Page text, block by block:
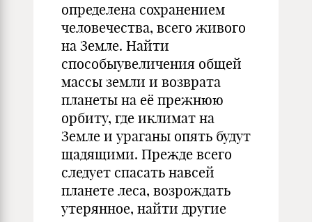
определена сохранением
человечества, всего живого
на Земле. Найти
способыувеличения общей
массы земли и возврата
планеты на её прежнюю
орбиту, где иклимат на
Земле и ураганы опять будут
щадящими. Прежде всего
следует спасать навсей
планете леса, возрождать
утерянное, найти другие